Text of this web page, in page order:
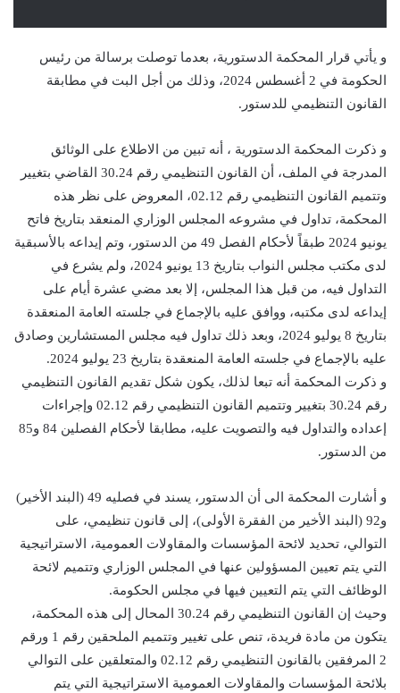
و يأتي قرار المحكمة الدستورية، بعدما توصلت برسالة من رئيس
الحكومة في 2 أغسطس 2024، وذلك من أجل البت في مطابقة
القانون التنظيمي للدستور.
و ذكرت المحكمة الدستورية ، أنه تبين من الاطلاع على الوثائق
المدرجة في الملف، أن القانون التنظيمي رقم 30.24 القاضي بتغيير
وتتميم القانون التنظيمي رقم 02.12، المعروض على نظر هذه
المحكمة، تداول في مشروعه المجلس الوزاري المنعقد بتاريخ فاتح
يونيو 2024 طبقاً لأحكام الفصل 49 من الدستور، وتم إيداعه بالأسبقية
لدى مكتب مجلس النواب بتاريخ 13 يونيو 2024، ولم يشرع في
التداول فيه، من قبل هذا المجلس، إلا بعد مضي عشرة أيام على
إيداعه لدى مكتبه، ووافق عليه بالإجماع في جلسته العامة المنعقدة
بتاريخ 8 يوليو 2024، وبعد ذلك تداول فيه مجلس المستشارين وصادق
عليه بالإجماع في جلسته العامة المنعقدة بتاريخ 23 يوليو 2024.
و ذكرت المحكمة أنه تبعا لذلك، يكون شكل تقديم القانون التنظيمي
رقم 30.24 بتغيير وتتميم القانون التنظيمي رقم 02.12 وإجراءات
إعداده والتداول فيه والتصويت عليه، مطابقا لأحكام الفصلين 84 و85
من الدستور.
و أشارت المحكمة الى أن الدستور، يسند في فصليه 49 (البند الأخير)
و92 (البند الأخير من الفقرة الأولى)، إلى قانون تنظيمي، على
التوالي، تحديد لائحة المؤسسات والمقاولات العمومية، الاستراتيجية
التي يتم تعيين المسؤولين عنها في المجلس الوزاري وتتميم لائحة
الوظائف التي يتم التعيين فيها في مجلس الحكومة.
وحيث إن القانون التنظيمي رقم 30.24 المحال إلى هذه المحكمة،
يتكون من مادة فريدة، تنص على تغيير وتتميم الملحقين رقم 1 ورقم
2 المرفقين بالقانون التنظيمي رقم 02.12 والمتعلقين على التوالي
بلائحة المؤسسات والمقاولات العمومية الاستراتيجية التي يتم